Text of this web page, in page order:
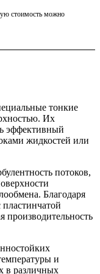
стоимость можно
тонкие
Их
эффективный
жидкостей или
потоков,
Благодаря
производительность
и
в различных